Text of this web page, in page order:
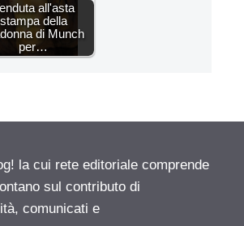
all'asta
stampa della
di Munch
per…
la cui rete editoriale comprende
sul contributo di
comunicati e